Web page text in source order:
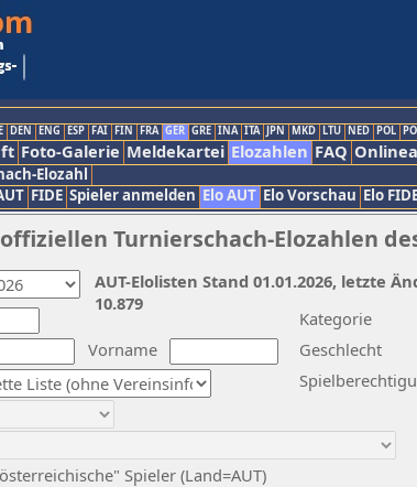
DEN ENG ESP FAI FIN FRA GER GRE INA ITA JPN MKD LTU NED POL
Foto-Galerie Meldekartei Elozahlen FAQ
Elozahl
FIDE Spieler anmelden Elo AUT Elo Vorschau Elo
Turnierschach-Elozahlen
Vorname
Kategorie
Geschlecht
Spieler (Land=AUT)
AUT-Elolisten Stand 01.01.2026, letzte
10.879